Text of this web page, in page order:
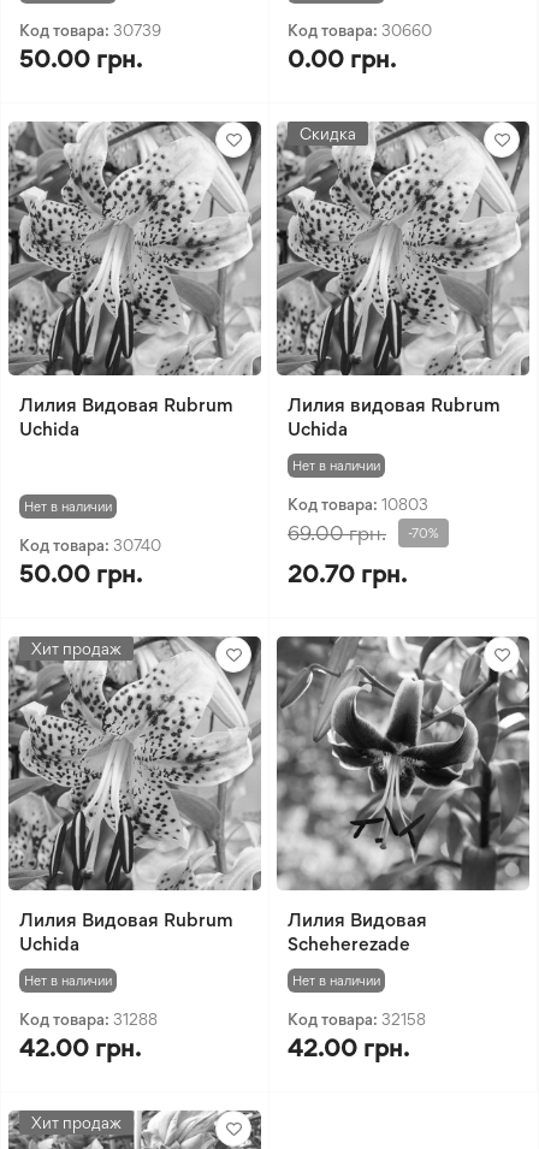
Код товара: 30739
50.00 грн.
Код товара: 30660
0.00 грн.
Лилия Видовая Rubrum
Uchida
Нет в наличии
Код товара: 30740
50.00 грн.
Скидка
Лилия видовая Rubrum
Uchida
Нет в наличии
Код товара: 10803
69.00 грн. -70%
20.70 грн.
Хит продаж
Лилия Видовая Rubrum
Uchida
Нет в наличии
Код товара: 31288
42.00 грн.
Лилия Видовая
Scheherezade
Нет в наличии
Код товара: 32158
42.00 грн.
Хит продаж